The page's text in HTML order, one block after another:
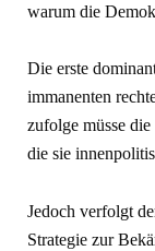
warum die
Die erste
immanenten
zufolge müsse
die sie
Jedoch verfolgt
Strategie zur